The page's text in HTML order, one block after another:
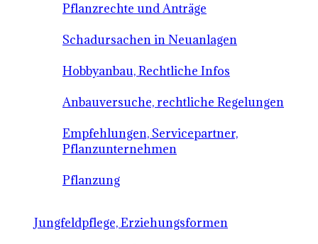
Pflanzrechte und Anträge
Schadursachen in Neuanlagen
Hobbyanbau, Rechtliche Infos
Anbauversuche, rechtliche Regelungen
Empfehlungen, Servicepartner,
Pflanzunternehmen
Pflanzung
Jungfeldpflege, Erziehungsformen